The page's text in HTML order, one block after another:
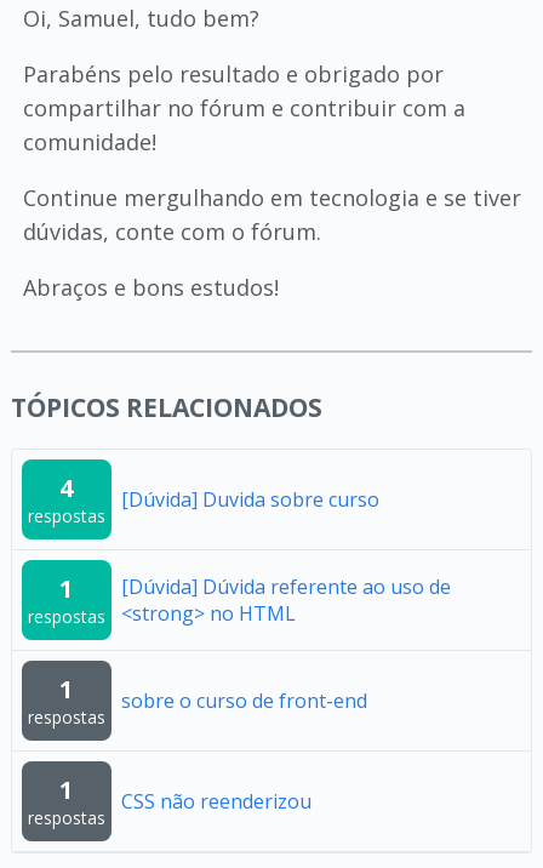
Oi, Samuel, tudo bem?
Parabéns pelo resultado e obrigado por
compartilhar no fórum e contribuir com a
comunidade!
Continue mergulhando em tecnologia e se tiver
dúvidas, conte com o fórum.
Abraços e bons estudos!
TÓPICOS RELACIONADOS
4
respostas
[Dúvida] Duvida sobre curso
1
respostas
[Dúvida] Dúvida referente ao uso de
<strong> no HTML
1
respostas
sobre o curso de front-end
1
respostas
CSS não reenderizou